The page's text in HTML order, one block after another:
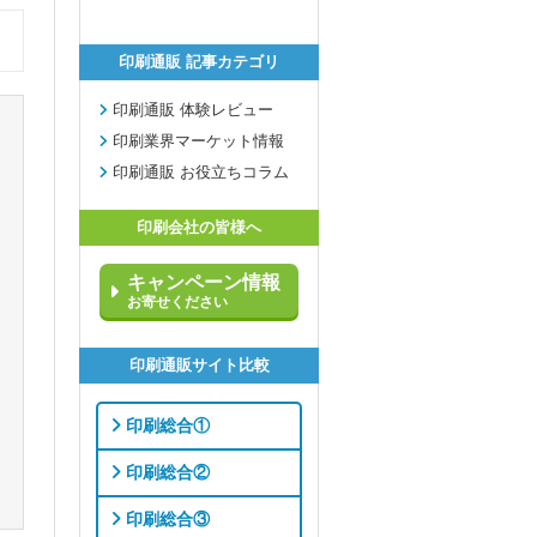
印刷通販 記事カテゴリ
印刷通販 体験レビュー
印刷業界マーケット情報
印刷通販 お役立ちコラム
印刷会社の皆様へ
キャンペーン情報
お寄せください
印刷通販サイト比較
印刷総合①
印刷総合②
印刷総合③